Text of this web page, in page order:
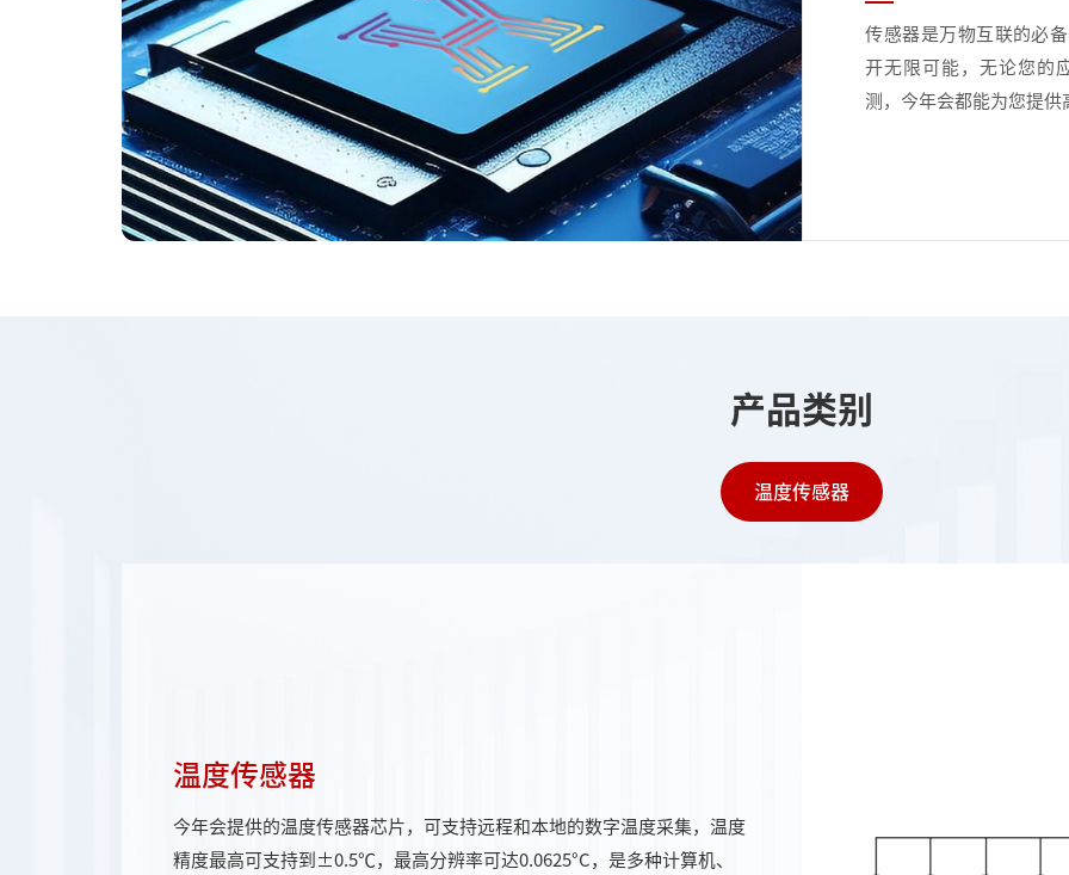
传感器是万物互联的必
开无限可能，无论您的
测，今年会都能为您提供
产品类别
温度传感器
温度传感器
今年会提供的温度传感器芯片，可支持远程和本地的数字温度采集，温度
精度最高可支持到±0.5℃，最高分辨率可达0.0625°C，是多种计算机、